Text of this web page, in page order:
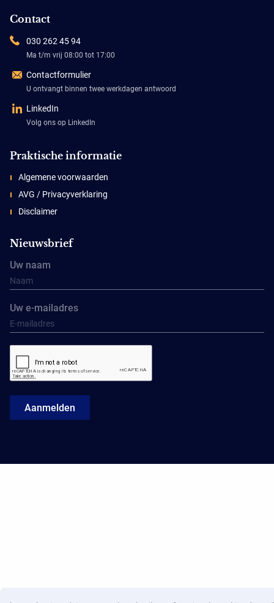
Contact
030 262 45 94
Ma t/m vrij 08:00 tot 17:00
Contactformulier
U ontvangt binnen twee werkdagen antwoord
LinkedIn
Volg ons op LinkedIn
Praktische informatie
Algemene voorwaarden
AVG / Privacyverklaring
Disclaimer
Nieuwsbrief
Uw naam
Uw e-mailadres
Aanmelden